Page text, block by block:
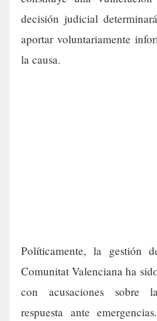
decisión judicial
aportar voluntariamente
la causa.
Políticamente, la gestión
Comunitat Valenciana ha
con acusaciones sobre
respuesta ante